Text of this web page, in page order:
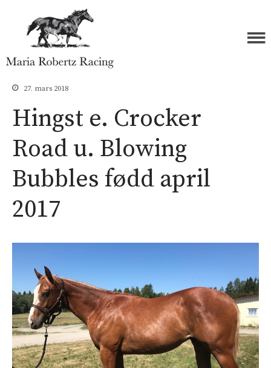
Åringer 2026
Åringer 2025
Åringer 2024
Åringer 2023
Åringer 2022
Åringer 2021
Åringer 2015
Føll 2026
Føll 2025
Føll 2024
27. mars 2018
Hingst e. Crocker
Road u. Blowing
Bubbles fødd april
2017